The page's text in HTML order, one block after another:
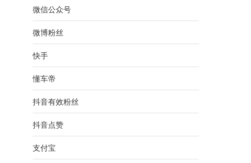
微信公众号
微博粉丝
快手
懂车帝
抖音有效粉丝
抖音点赞
支付宝